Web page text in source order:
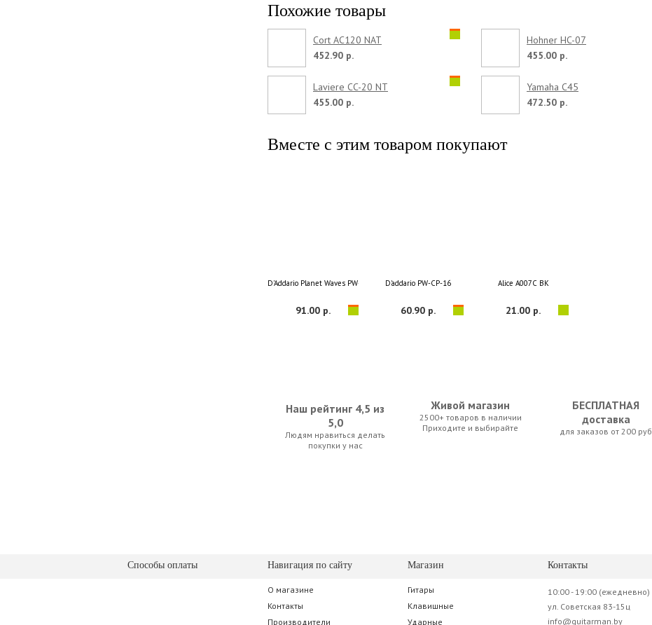
Похожие товары
Cort AC120 NAT
452.90 р.
Hohner HC-07
455.00 р.
Laviere CC-20 NT
455.00 р.
Yamaha C45
472.50 р.
Вместе с этим товаром покупают
D'Addario Planet Waves PW-CT-17PR Eclipse Headstock Tuner
91.00 р.
D'addario PW-CP-16
60.90 р.
Alice A007C BK
21.00 р.
Gator GL-CLASSIC Cherub WMT-600RC
Наш рейтинг 4,5 из
5,0
Людям нравиться делать
покупки у нас
Живой магазин
2500+ товаров в наличии
Приходите и выбирайте
БЕСПЛАТНАЯ
доставка
для заказов от 200 руб
Способы оплаты Навигация по сайту
О магазине
Контакты
Производители
Магазин
Гитары
Клавишные
Ударные
Контакты
10:00 - 19:00 (ежедневно)
ул. Советская 83-15ц
info@guitarman.by